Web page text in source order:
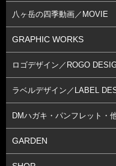
八ヶ岳の四季動画／MOVIE
GRAPHIC WORKS
ロゴデザイン／ROGO
ラベルデザイン／LABEL
DMハガキ・パンフレット・
GARDEN